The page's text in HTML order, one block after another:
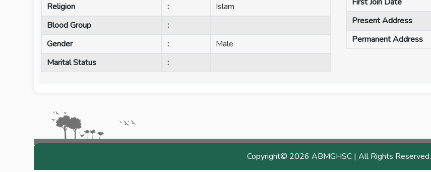
Religion
:
Islam
Blood Group
:
Gender
:
Male
Marital Status
:
Present Address
Permanent Address
Copyright© 2026 ABMGHSC | All Rights Reserved.